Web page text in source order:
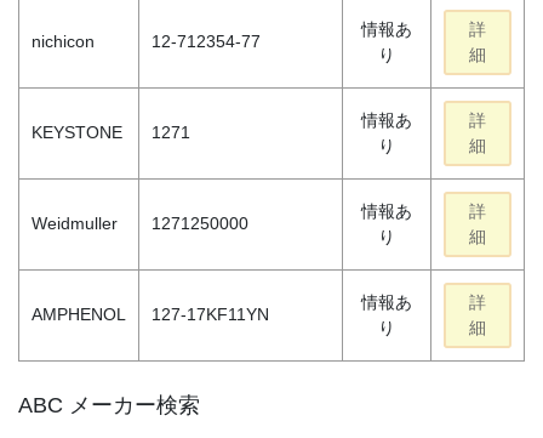
nichicon 12-712354-77
情報あ
り
詳
細
KEYSTONE 1271
情報あ
り
詳
細
Weidmuller 1271250000
情報あ
り
詳
細
AMPHENOL 127-17KF11YN
情報あ
り
詳
細
ABC メーカー検索